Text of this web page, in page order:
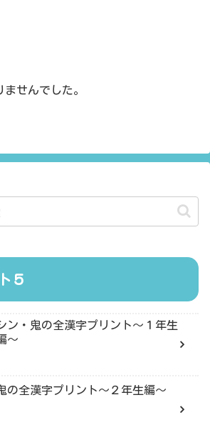
せんでした。
５
ン・鬼の全漢字プリント〜１年生
〜
の全漢字プリント〜２年生編〜